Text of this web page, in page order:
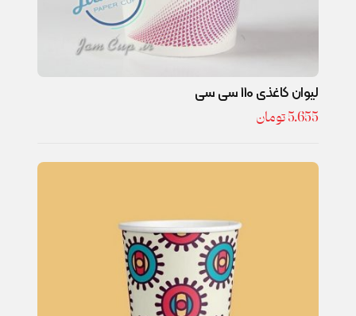
لیوان کاغذی 110 سی سی
5.655تومان